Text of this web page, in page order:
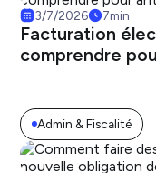
3/7/2026 7min
Facturation
comprendre
Admin & Fiscalité